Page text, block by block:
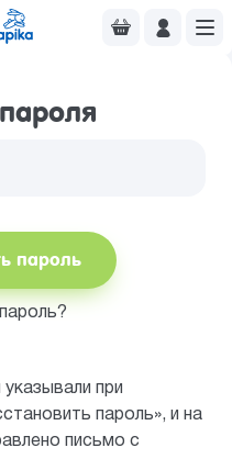
пароль
при
пароль», и на
письмо с